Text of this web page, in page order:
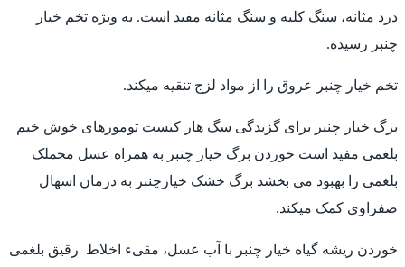
درد مثانه، سنگ کلیه و سنگ مثانه مفید است. به ویژه تخم خیار
چنبر رسیده.
تخم خیار چنبر عروق را از مواد لزج تنقیه میکند.
برگ خیار چنبر برای گزیدگی سگ هار کیست تومورهای خوش خیم
بلغمی مفید است خوردن برگ خیار چنبر به همراه عسل مخملک
بلغمی را بهبود می بخشد برگ خشک خیارچنبر به درمان اسهال
صفراوی کمک میکند.
خوردن ریشه گیاه خیار چنبر با آب عسل، مقیء اخلاط رقیق بلغمی